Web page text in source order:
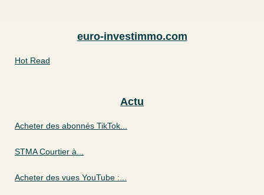
euro-investimmo.com
Hot Read
Actu
Acheter des abonnés TikTok...
STMA Courtier à...
Acheter des vues YouTube :...